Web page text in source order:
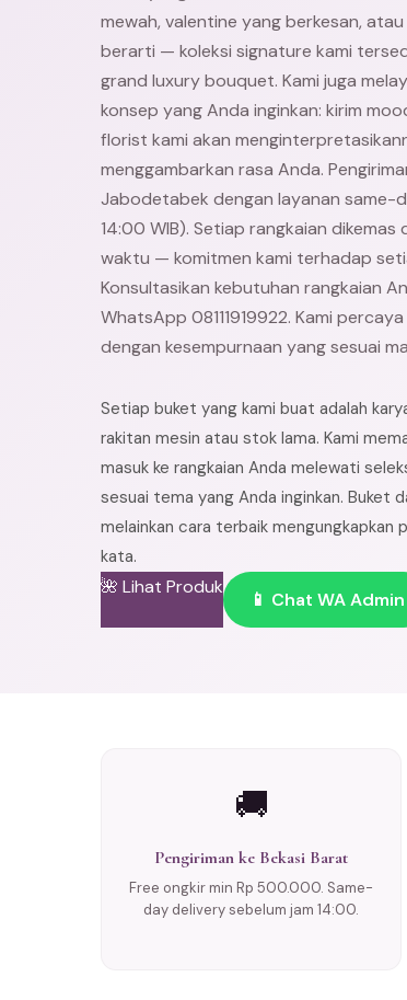
mewah, valentine yang berkesan,
berarti — koleksi signature kami
grand luxury bouquet. Kami juga
konsep yang Anda inginkan: kirim
florist kami akan
menggambarkan rasa Anda.
Jabodetabek dengan layanan same-
14:00 WIB). Setiap rangkaian
waktu — komitmen kami terhadap
Konsultasikan kebutuhan rangkaian
WhatsApp 08111919922. Kami
dengan kesempurnaan yang sesuai
Setiap buket yang kami buat adalah
rakitan mesin atau stok lama. Kami
masuk ke rangkaian Anda melewati
sesuai tema yang Anda inginkan. Buket
melainkan cara terbaik mengungkapkan
kata.
🌺 Lihat Produk
📱 Chat WA Admin
🚚
Pengiriman ke Bekasi Barat
Free ongkir min Rp 500.000. Same-
day delivery sebelum jam 14:00.